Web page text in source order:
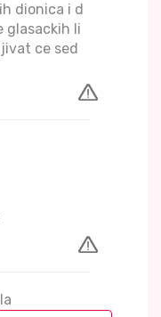
dionica i d
glasackih li
ce sed